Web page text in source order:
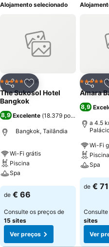
Alojamento selecionado
PartilharAdicionar aos
5 EstrelasHotel
The Sukosol Hotel
Bangkok
8,9 Excelente (18.379 pontuações
Bangkok, Tailândia
Wi-Fi grátis
Piscina
Spa
Ver preços
de € 66
Consulte os preços de
15 sites
Ver preços
5 Estrelas
Amara
8,9
a 4.5
Wi-Fi
Piscina
Spa
Ver
de € 71
sites
Ver